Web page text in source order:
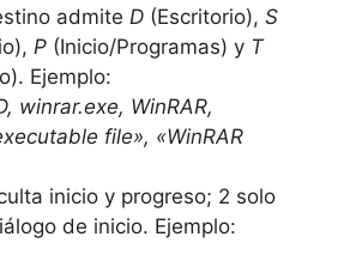
admite D (Escritorio), S
P (Inicio/Programas) y T
Ejemplo:
winrar.exe, WinRAR,
file», «WinRAR
inicio y progreso; 2 solo
de inicio. Ejemplo: